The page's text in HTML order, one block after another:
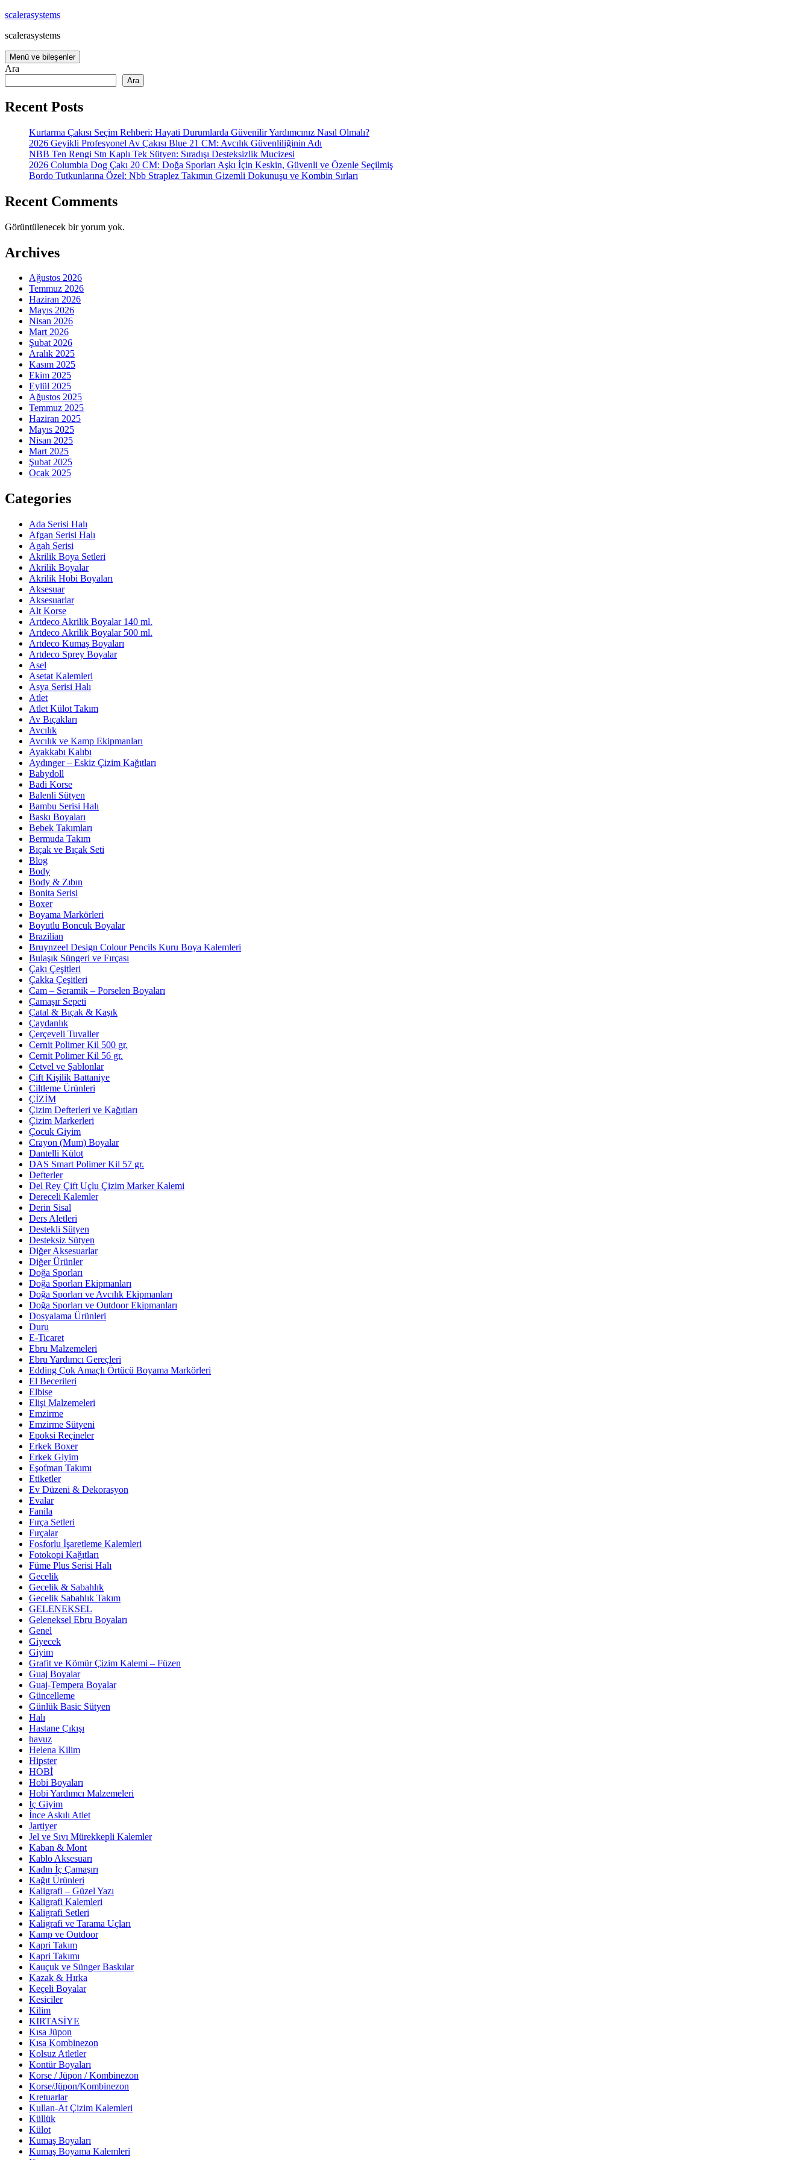
İçeriğe
scalerasystems
scalerasystems
Menü ve bileşenler
Ara
Ara
Recent Posts
Kurtarma Çakısı Seçim Rehberi: Hayati Durumlarda Güvenilir Yardımcınız Nasıl Olmalı?
2026 Geyikli Profesyonel Av Çakısı Blue 21 CM: Avcılık Güvenliliğinin Adı
NBB Ten Rengi Stn Kaplı Tek Sütyen: Sıradışı Desteksizlik Mucizesi
2026 Columbia Dog Çakı 20 CM: Doğa Sporları Aşkı İçin Keskin, Güvenli ve Özenle Seçilmiş
Bordo Tutkunlarına Özel: Nbb Straplez Takımın Gizemli Dokunuşu ve Kombin Sırları
Recent Comments
Görüntülenecek bir yorum yok.
Archives
Ağustos 2026
Temmuz 2026
Haziran 2026
Mayıs 2026
Nisan 2026
Mart 2026
Şubat 2026
Aralık 2025
Kasım 2025
Ekim 2025
Eylül 2025
Ağustos 2025
Temmuz 2025
Haziran 2025
Mayıs 2025
Nisan 2025
Mart 2025
Şubat 2025
Ocak 2025
Categories
Ada Serisi Halı
Afgan Serisi Halı
Agah Serisi
Akrilik Boya Setleri
Akrilik Boyalar
Akrilik Hobi Boyaları
Aksesuar
Aksesuarlar
Alt Korse
Artdeco Akrilik Boyalar 140 ml.
Artdeco Akrilik Boyalar 500 ml.
Artdeco Kumaş Boyaları
Artdeco Sprey Boyalar
Asel
Asetat Kalemleri
Asya Serisi Halı
Atlet
Atlet Külot Takım
Av Bıçakları
Avcılık
Avcılık ve Kamp Ekipmanları
Ayakkabı Kalıbı
Aydınger – Eskiz Çizim Kağıtları
Babydoll
Badi Korse
Balenli Sütyen
Bambu Serisi Halı
Baskı Boyaları
Bebek Takımları
Bermuda Takım
Bıçak ve Bıçak Seti
Blog
Body
Body & Zıbın
Bonita Serisi
Boxer
Boyama Markörleri
Boyutlu Boncuk Boyalar
Brazilian
Bruynzeel Design Colour Pencils Kuru Boya Kalemleri
Bulaşık Süngeri ve Fırçası
Çakı Çeşitleri
Çakka Çeşitleri
Cam – Seramik – Porselen Boyaları
Çamaşır Sepeti
Çatal & Bıçak & Kaşık
Çaydanlık
Çerçeveli Tuvaller
Cernit Polimer Kil 500 gr.
Cernit Polimer Kil 56 gr.
Cetvel ve Şablonlar
Çift Kişilik Battaniye
Ciltleme Ürünleri
ÇİZİM
Çizim Defterleri ve Kağıtları
Çizim Markerleri
Çocuk Giyim
Crayon (Mum) Boyalar
Dantelli Külot
DAS Smart Polimer Kil 57 gr.
Defterler
Del Rey Çift Uçlu Çizim Marker Kalemi
Dereceli Kalemler
Derin Sisal
Ders Aletleri
Destekli Sütyen
Desteksiz Sütyen
Diğer Aksesuarlar
Diğer Ürünler
Doğa Sporları
Doğa Sporları Ekipmanları
Doğa Sporları ve Avcılık Ekipmanları
Doğa Sporları ve Outdoor Ekipmanları
Dosyalama Ürünleri
Duru
E-Ticaret
Ebru Malzemeleri
Ebru Yardımcı Gereçleri
Edding Çok Amaçlı Örtücü Boyama Markörleri
El Becerileri
Elbise
Elişi Malzemeleri
Emzirme
Emzirme Sütyeni
Epoksi Reçineler
Erkek Boxer
Erkek Giyim
Eşofman Takımı
Etiketler
Ev Düzeni & Dekorasyon
Evalar
Fanila
Fırça Setleri
Fırçalar
Fosforlu İşaretleme Kalemleri
Fotokopi Kağıtları
Füme Plus Serisi Halı
Gecelik
Gecelik & Sabahlık
Gecelik Sabahlık Takım
GELENEKSEL
Geleneksel Ebru Boyaları
Genel
Giyecek
Giyim
Grafit ve Kömür Çizim Kalemi – Füzen
Guaj Boyalar
Guaj-Tempera Boyalar
Güncelleme
Günlük Basic Sütyen
Halı
Hastane Çıkışı
havuz
Helena Kilim
Hipster
HOBİ
Hobi Boyaları
Hobi Yardımcı Malzemeleri
İç Giyim
İnce Askılı Atlet
Jartiyer
Jel ve Sıvı Mürekkepli Kalemler
Kaban & Mont
Kablo Aksesuarı
Kadın İç Çamaşırı
Kağıt Ürünleri
Kaligrafi – Güzel Yazı
Kaligrafi Kalemleri
Kaligrafi Setleri
Kaligrafi ve Tarama Uçları
Kamp ve Outdoor
Kapri Takım
Kapri Takımı
Kauçuk ve Sünger Baskılar
Kazak & Hırka
Keçeli Boyalar
Kesiciler
Kilim
KIRTASİYE
Kısa Jüpon
Kısa Kombinezon
Kolsuz Atletler
Kontür Boyaları
Korse / Jüpon / Kombinezon
Korse/Jüpon/Kombinezon
Kretuarlar
Kullan-At Çizim Kalemleri
Küllük
Külot
Kumaş Boyaları
Kumaş Boyama Kalemleri